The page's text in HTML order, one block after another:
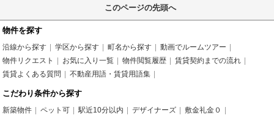
このページの先頭へ
物件を探す
沿線から探す 学区から探す 町名から探す
動画でルームツアー
物件リクエスト
お気に入り一覧 物件閲覧履歴
賃貸契約までの流れ
賃貸よくある質問
不動産用語・賃貸用語集
こだわり条件から探す
新築物件 ペット可 駅近10分以内 デザイナーズ
敷金礼金０